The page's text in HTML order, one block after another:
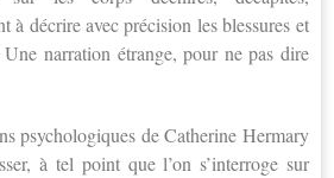
à décrire avec précision les blessures et
narration étrange, pour ne pas dire
psychologiques de Catherine Hermary
à tel point que l’on s’interroge sur